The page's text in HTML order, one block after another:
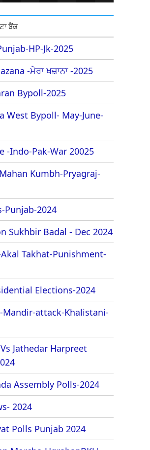
ਬੈਂਕ
HP-Jk-2025
-ਮੇਰਾ ਖਜ਼ਾਨਾ -2025
Bypoll-2025
West Bypoll- May-June-
-Indo-Pak-War 20025
Kumbh-Pryagraj-
Punjab-2024
Sukhbir Badal - Dec 2024
Takhat-Punishment-
Elections-2024
Mandir-attack-Khalistani-
Jathedar Harpreet
Assembly Polls-2024
2024
Polls Punjab 2024